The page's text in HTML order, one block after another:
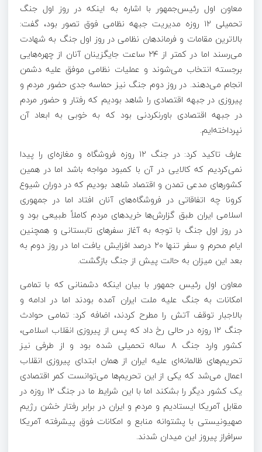
معاون اول رئیس‌جمهور با اشاره به اینکه در روز اول جنگ
تحمیلی ۱۲ روزه مدیریت جبهه نظامی فوق تصور بود، گفت:
بالاترین مقامات و فرماندهان نظامی در روز اول جنگ به شهادت
می‌رسند اما در کمتر از ۲۴ ساعت جایگزینان آنان از چهره‌هایی
برجسته انتخاب می‌شوند و عملیات نظامی موفق علیه دشمن
انجام می‌دهند. در روز دوم جنگ نیز حماسه جدی حضور مردم و
پیروزی در جبهه اقتصادی را شاهد بودیم که رفتار و حضور مردم
در جبهه اقتصادی باورنکردنی بود که به خوبی به ابعاد آن
نپرداخته‌ایم.
عارف تاکید کرد: در جنگ ۱۲ روزه فروشگاه و مغازه‌ای را پیدا
نمی‌کردیم که کالایی در آن با کمبود مواجه باشد اما در همین
کشورهای مدعی تمدن و اقتصاد شاهد بودیم که در دوران شیوع
کرونا چه اتفاقاتی در فروشگاه‌های آنان افتاد اما در جمهوری
اسلامی ایران طبق گزارش‌ها خریدهای مردم کاملاً طبیعی بود و
در روز اول جنگ با توجه به آغاز سفرهای تابستانی و همچنین
ایام محرم و سفر تنها ۲۰ درصد افزایش یافت اما در روز دوم به
بعد این میزان به حالت پیش از جنگ بازگشت.
معاون اول رئیس جمهور با بیان اینکه دشمنانی که با تمامی
امکانات به جنگ علیه ملت ایران آمده بودند اما در ادامه و
بالاجبار توقف آتش را مطرح کردند، اضافه کرد: تمامی حوادث
جنگ ۱۲ روزه در حالی رخ داد که پس از پیروزی انقلاب اسلامی،
کشور وارد جنگ ۸ ساله تحمیلی شده بود و از طرفی نیز
تحریم‌های ظالمانه‌ای علیه ایران از همان ابتدای پیروزی انقلاب
اعمال می‌شد که یکی از این تحریم‌ها می‌توانست کمر اقتصادی
یک کشور دیگر را بشکند اما با این شرایط ما در جنگ ۱۲ روزه در
مقابل آمریکا ایستادیم و مردم و ایران در برابر رفتار خشن رژیم
صهیونیستی با پشتوانه منابع و امکانات فوق پیشرفته آمریکا
سرافراز پیروز این میدان شدند.